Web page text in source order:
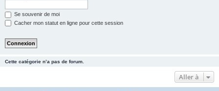
Se souvenir de moi
Cacher mon statut en ligne pour cette session
Cette catégorie n’a pas de forum.
Aller à